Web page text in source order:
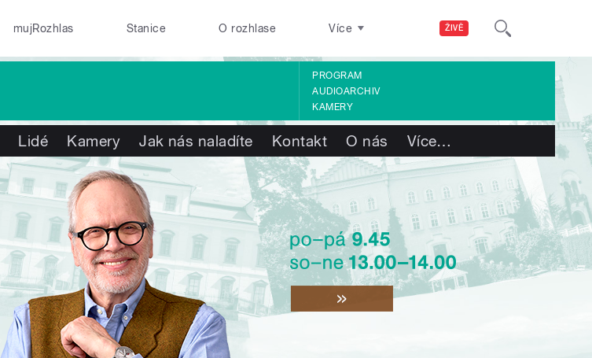
ŽIVĚ
mujRozhlas Stanice O rozhlase Více
PROGRAM
AUDIOARCHIV
KAMERY
Lidé Kamery Jak nás naladíte Kontakt O nás Více…